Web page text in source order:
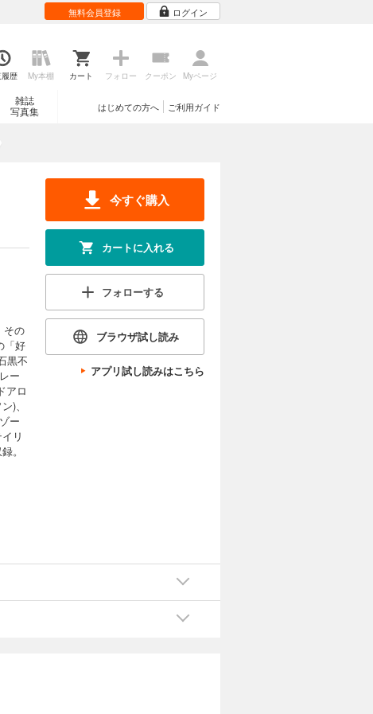
無料会員登録 ログイン
歴 My本棚 カート フォロー クーポン Myページ
雑誌
写真集
ご利用ガイド
はじめての方へ
その
「好
黒不
ー
アロ
)、
ー
リ
。
今すぐ購入
カートに入れる
フォローする
ブラウザ試し読み
アプリ試し読みはこちら